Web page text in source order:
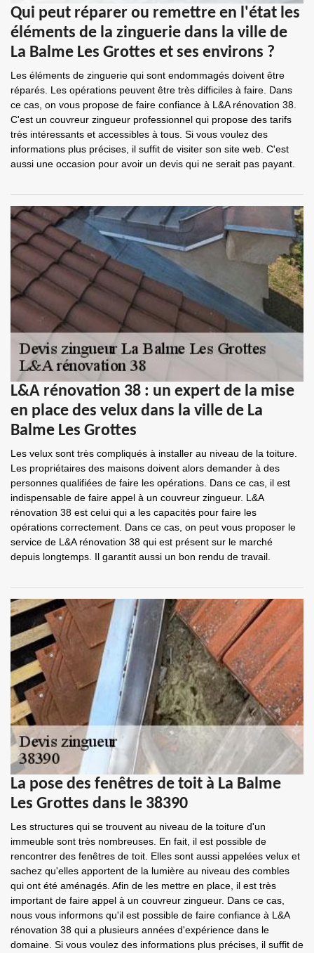
Qui peut réparer ou remettre en l'état les
éléments de la zinguerie dans la ville de
La Balme Les Grottes et ses environs ?
Les éléments de zinguerie qui sont endommagés doivent être
réparés. Les opérations peuvent être très difficiles à faire. Dans
ce cas, on vous propose de faire confiance à L&A rénovation 38.
C'est un couvreur zingueur professionnel qui propose des tarifs
très intéressants et accessibles à tous. Si vous voulez des
informations plus précises, il suffit de visiter son site web. C'est
aussi une occasion pour avoir un devis qui ne serait pas payant.
L&A rénovation 38 : un expert de la mise
en place des velux dans la ville de La
Balme Les Grottes
Les velux sont très compliqués à installer au niveau de la toiture.
Les propriétaires des maisons doivent alors demander à des
personnes qualifiées de faire les opérations. Dans ce cas, il est
indispensable de faire appel à un couvreur zingueur. L&A
rénovation 38 est celui qui a les capacités pour faire les
opérations correctement. Dans ce cas, on peut vous proposer le
service de L&A rénovation 38 qui est présent sur le marché
depuis longtemps. Il garantit aussi un bon rendu de travail.
La pose des fenêtres de toit à La Balme
Les Grottes dans le 38390
Les structures qui se trouvent au niveau de la toiture d'un
immeuble sont très nombreuses. En fait, il est possible de
rencontrer des fenêtres de toit. Elles sont aussi appelées velux et
sachez qu'elles apportent de la lumière au niveau des combles
qui ont été aménagés. Afin de les mettre en place, il est très
important de faire appel à un couvreur zingueur. Dans ce cas,
nous vous informons qu'il est possible de faire confiance à L&A
rénovation 38 qui a plusieurs années d'expérience dans le
domaine. Si vous voulez des informations plus précises, il suffit de